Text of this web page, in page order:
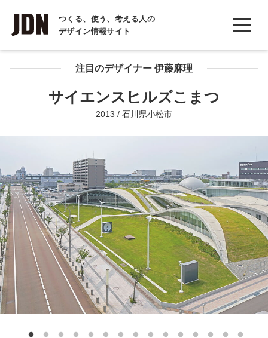
つくる、使う、考える人の
デザイン情報サイト
INTERVIEW
インタビュー
REPORT注目のデザイナー 伊藤麻理
サイエンスヒルズこまつ
2013 / 石川県小松市